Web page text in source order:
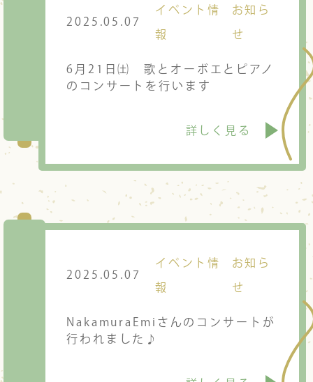
2025.05.07
イベント情
報
お知ら
せ
6月21日㈯ 歌とオーボエとピアノ
のコンサートを行います
詳しく見る
2025.05.07
イベント情
報
お知ら
せ
NakamuraEmiさんのコンサートが
行われました♪